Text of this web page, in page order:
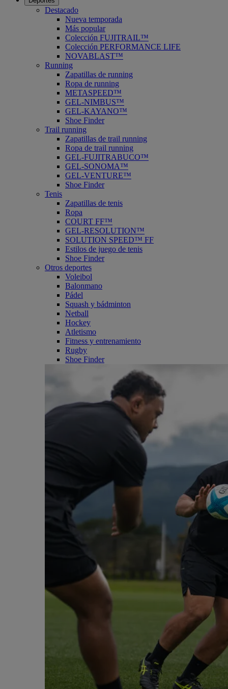
Destacado
Nueva temporada
Más popular
Colección FUJITRAIL™
Colección PERFORMANCE LIFE
NOVABLAST™
Running
Zapatillas de running
Ropa de running
METASPEED™
GEL-NIMBUS™
GEL-KAYANO™
Shoe Finder
Trail running
Zapatillas de trail running
Ropa de trail running
GEL-FUJITRABUCO™
GEL-SONOMA™
GEL-VENTURE™
Shoe Finder
Tenis
Zapatillas de tenis
Ropa
COURT FF™
GEL-RESOLUTION™
SOLUTION SPEED™ FF
Estilos de juego de tenis
Shoe Finder
Otros deportes
Voleibol
Balonmano
Pádel
Squash y bádminton
Netball
Hockey
Atletismo
Fitness y entrenamiento
Rugby
Shoe Finder